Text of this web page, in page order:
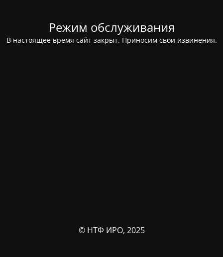
Режим обслуживания
В настоящее время сайт закрыт. Приносим свои извинения.
© НТФ ИРО, 2025